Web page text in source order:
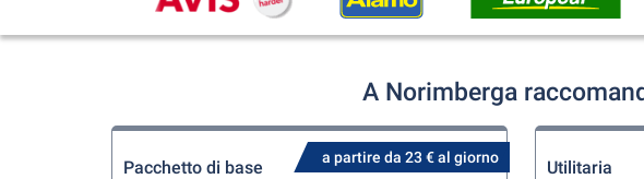
A Norimberga
a partire da 23 € al giorno
Pacchetto di base Utilitaria